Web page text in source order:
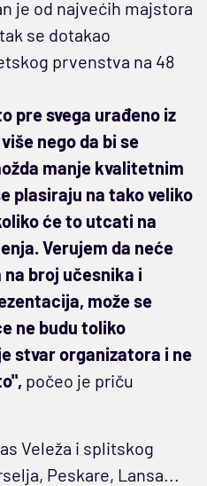
je od najvećih majstora
se dotakao
prvenstva na 48
pre svega urađeno iz
nego da bi se
manje kvalitetnim
plasiraju na tako veliko
će to utcati na
Verujem da neće
broj učesnika i
može se
ne budu toliko
stvar organizatora i ne
počeo je priču
Veleža i splitskog
Peskare, Lansa...